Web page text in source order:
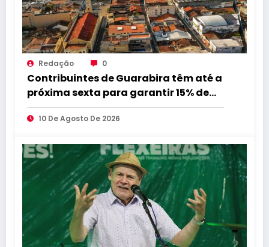
Redação 0
Contribuintes de Guarabira têm até a
próxima sexta para garantir 15% de
desconto no IPTU 2026
10 De Agosto De 2026